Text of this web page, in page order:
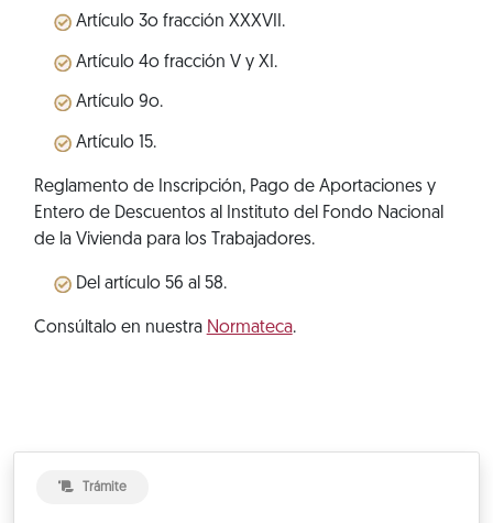
Artículo 3o fracción XXXVII.
Artículo 4o fracción V y XI.
Artículo 9o.
Artículo 15.
Reglamento de Inscripción, Pago de Aportaciones y
Entero de Descuentos al Instituto del Fondo Nacional
de la Vivienda para los Trabajadores.
Del artículo 56 al 58.
Consúltalo en nuestra Normateca.
Trámite